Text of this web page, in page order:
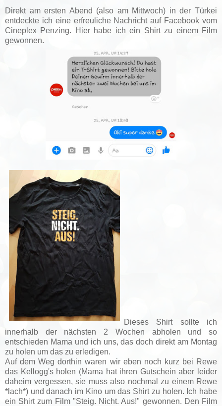
Direkt am ersten Abend (also am Mittwoch) in der Türkei
entdeckte ich eine erfreuliche Nachricht auf Facebook vom
Cineplex Penzing. Hier habe ich ein Shirt zu einem Film
gewonnen.
Dieses Shirt sollte ich
innerhalb der nächsten 2 Wochen abholen und so
entschieden Mama und ich uns, das doch direkt am Montag
zu holen um das zu erledigen.
Auf dem Weg dorthin waren wir eben noch kurz bei Rewe
das Kellogg's holen (Mama hat ihren Gutschein aber leider
daheim vergessen, sie muss also nochmal zu einem Rewe
*lach*) und danach im Kino um das Shirt zu holen. Ich habe
ein Shirt zum Film "Steig. Nicht. Aus!" gewonnen. Den Film